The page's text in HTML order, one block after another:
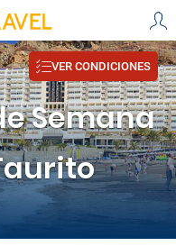
Semana
VER CONDICIONES